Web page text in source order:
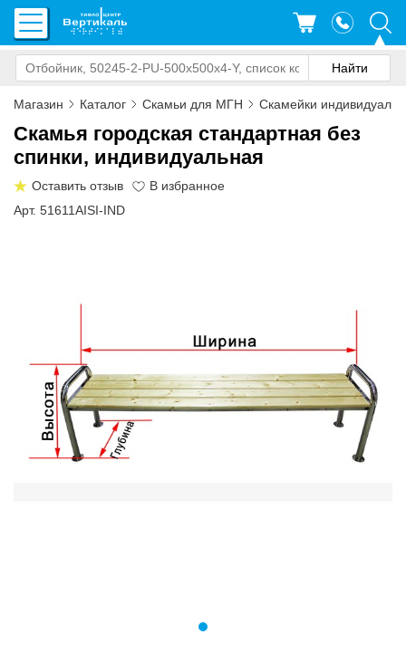
Магазин Каталог Скамьи для МГН Скамейки
Скамья городская стандартная без
спинки, индивидуальная
Оставить отзыв
Арт. 51611AISI-IND